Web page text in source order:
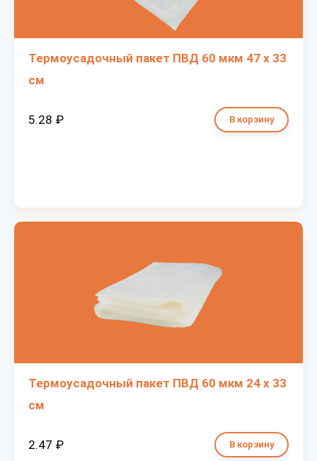
Термоусадочный пакет ПВД 60 мкм 47 х 33
см
5.28 ₽ В корзину
Термоусадочный пакет ПВД 60 мкм 24 х 33
см
2.47 ₽ В корзину